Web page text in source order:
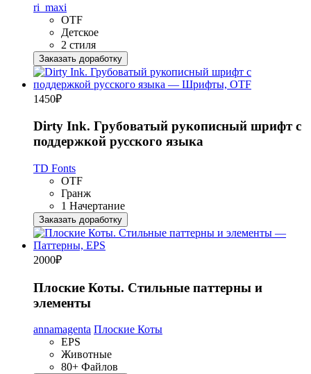
ri_maxi
OTF
Детское
2 стиля
Заказать доработку
1450₽
Dirty Ink. Грубоватый рукописный шрифт с
поддержкой русского языка
TD Fonts
OTF
Гранж
1 Начертание
Заказать доработку
2000₽
Плоские Коты. Стильные паттерны и
элементы
annamagenta Плоские Коты
EPS
Животные
80+ Файлов